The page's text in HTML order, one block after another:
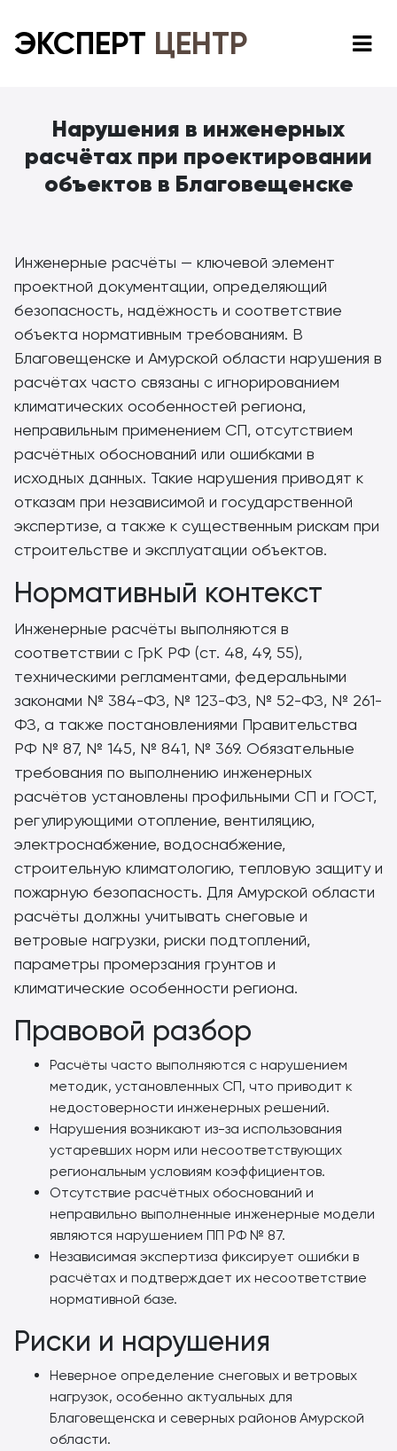
ЭКСПЕРТ ЦЕНТР
Нарушения в инженерных
расчётах при проектировании
объектов в Благовещенске
Инженерные расчёты — ключевой элемент
проектной документации, определяющий
безопасность, надёжность и соответствие
объекта нормативным требованиям. В
Благовещенске и Амурской области нарушения в
расчётах часто связаны с игнорированием
климатических особенностей региона,
неправильным применением СП, отсутствием
расчётных обоснований или ошибками в
исходных данных. Такие нарушения приводят к
отказам при независимой и государственной
экспертизе, а также к существенным рискам при
строительстве и эксплуатации объектов.
Нормативный контекст
Инженерные расчёты выполняются в
соответствии с ГрК РФ (ст. 48, 49, 55),
техническими регламентами, федеральными
законами № 384-ФЗ, № 123-ФЗ, № 52-ФЗ, № 261-
ФЗ, а также постановлениями Правительства
РФ № 87, № 145, № 841, № 369. Обязательные
требования по выполнению инженерных
расчётов установлены профильными СП и ГОСТ,
регулирующими отопление, вентиляцию,
электроснабжение, водоснабжение,
строительную климатологию, тепловую защиту и
пожарную безопасность. Для Амурской области
расчёты должны учитывать снеговые и
ветровые нагрузки, риски подтоплений,
параметры промерзания грунтов и
климатические особенности региона.
Правовой разбор
Расчёты часто выполняются с нарушением
методик, установленных СП, что приводит к
недостоверности инженерных решений.
Нарушения возникают из-за использования
устаревших норм или несоответствующих
региональным условиям коэффициентов.
Отсутствие расчётных обоснований и
неправильно выполненные инженерные модели
являются нарушением ПП РФ № 87.
Независимая экспертиза фиксирует ошибки в
расчётах и подтверждает их несоответствие
нормативной базе.
Риски и нарушения
Неверное определение снеговых и ветровых
нагрузок, особенно актуальных для
Благовещенска и северных районов Амурской
области.